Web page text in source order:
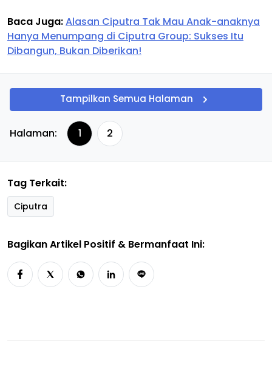
Baca Juga:Alasan Ciputra Tak Mau Anak-anaknya
Hanya Menumpang di Ciputra Group: Sukses Itu
Dibangun, Bukan Diberikan!
Tampilkan Semua Halaman
Halaman: 1 2
Tag Terkait:
Ciputra
Bagikan Artikel Positif & Bermanfaat Ini: